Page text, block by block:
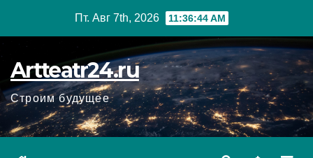
Пт. Авг 7th, 2026 11:36:46 AM
Artteatr24.ru
Строим будущее